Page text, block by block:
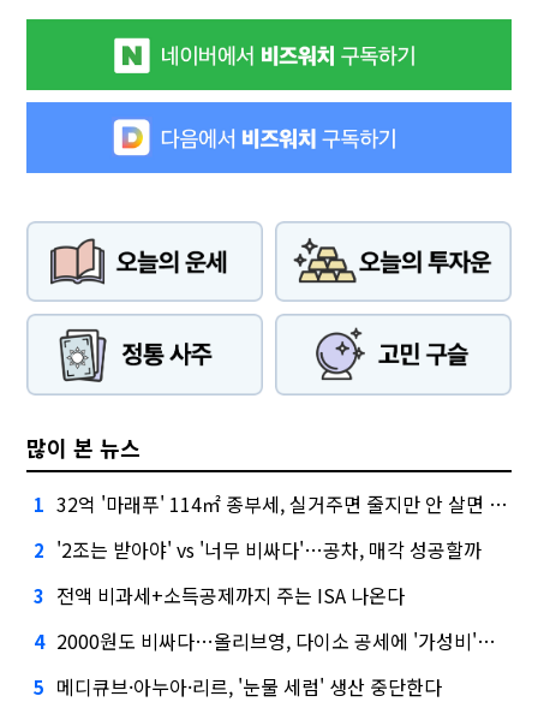
많이 본 뉴스
1 32억 '마래푸' 114㎡ 종부세, 실거주면 줄지만 안 살면 2.5배
2 '2조는 받아야' vs '너무 비싸다'…공차, 매각 성공할까
3 전액 비과세+소득공제까지 주는 ISA 나온다
4 2000원도 비싸다…올리브영, 다이소 공세에 '가성비'로 맞불
5 메디큐브·아누아·리르, '눈물 세럼' 생산 중단한다